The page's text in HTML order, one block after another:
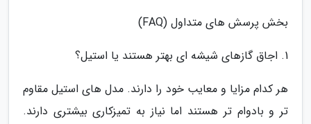
بخش پرسش های متداول (FAQ)
1. اجاق گازهای شیشه ای بهتر هستند یا استیل؟
هر کدام مزایا و معایب خود را دارند. مدل های استیل مقاوم
تر و بادوام تر هستند اما نیاز به تمیزکاری بیشتری دارند.